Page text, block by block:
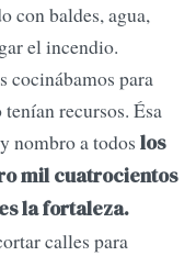
con baldes, agua,
el incendio.
cocinábamos para
recursos. Ésa
nombro a todos los
mil cuatrocientos
la fortaleza.
calles para